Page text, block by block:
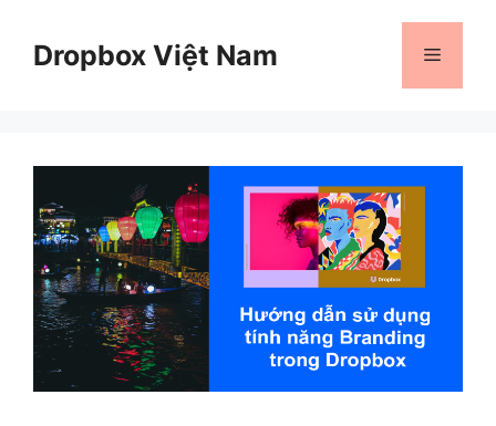
Dropbox Việt Nam Menu